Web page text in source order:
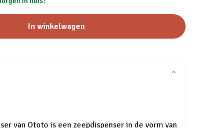
In winkelwagen
⌄
van Ototo is een zeepdispenser in de vorm van